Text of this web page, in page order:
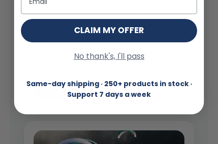
3.54 55–75 kg
Taille
Voir la voile Conseil expert
CLAIM MY OFFER
No thank's, I'll pass
Same-day shipping · 250+ products in stock ·
Support 7 days a week